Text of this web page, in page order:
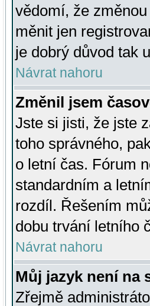
vědomí, že
měnit jen
je dobrý důvod tak
Návrat nahoru
Změnil jsem
Jste si jisti, že jste
toho správného,
o letní čas. Fórum
standardním a
rozdíl. Řešením
dobu trvání letního
Návrat nahoru
Můj jazyk není na
Zřejmě